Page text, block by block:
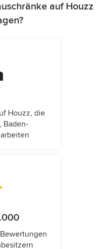
auf Houzz
Houzz, die
Baden-